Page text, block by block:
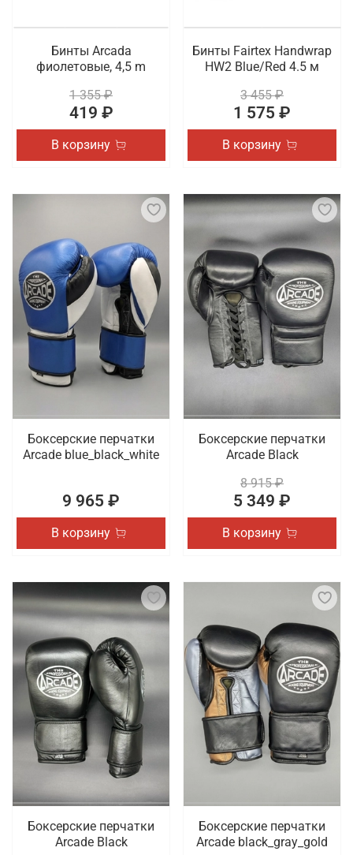
Бинты Arcada
фиолетовые, 4,5 m
1 355 ₽
419 ₽
В корзину
Бинты Fairtex Handwrap
HW2 Blue/Red 4.5 м
3 455 ₽
1 575 ₽
В корзину
Боксерские перчатки
Arcade blue_black_white
9 965 ₽
В корзину
Боксерские перчатки
Arcade Black
8 915 ₽
5 349 ₽
В корзину
Боксерские перчатки
Arcade Black
Боксерские перчатки
Arcade black_gray_gold